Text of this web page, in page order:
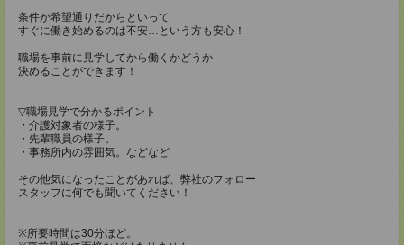
条件が希望通りだからといって
すぐに働き始めるのは不安…という方も安心！
職場を事前に見学してから働くかどうか
決めることができます！
▽職場見学で分かるポイント
・介護対象者の様子。
・先輩職員の様子。
・事務所内の雰囲気。などなど
その他気になったことがあれば、弊社のフォロー
スタッフに何でも聞いてください！
※所要時間は30分ほど。